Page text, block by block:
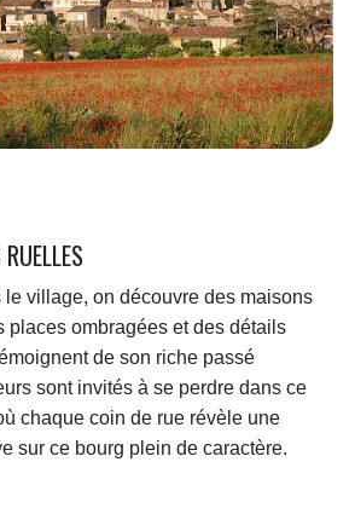
le village, on découvre des maisons
places ombragées et des détails
de son riche passé
sont invités à se perdre dans ce
chaque coin de rue révèle une
sur ce bourg plein de caractère.